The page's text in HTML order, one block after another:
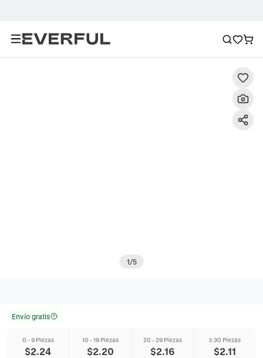
1/5
Envío gratis
0 - 9 Piezas
$2.24
10 - 19 Piezas
$2.20
20 - 29 Piezas
$2.16
≥ 30 Piezas
$2.11